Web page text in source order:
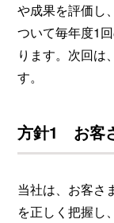
や成果を評価し
ついて毎年度1
ります。次回は
す。
方針1 お客
当社は、お客さ
を正しく把握し